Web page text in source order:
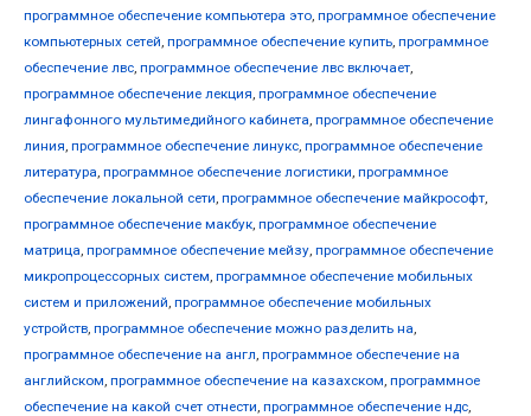
программное обеспечение компьютера это, программное обеспечение
компьютерных сетей, программное обеспечение купить, программное
обеспечение лвс, программное обеспечение лвс включает,
программное обеспечение лекция, программное обеспечение
лингафонного мультимедийного кабинета, программное обеспечение
линия, программное обеспечение линукс, программное обеспечение
литература, программное обеспечение логистики, программное
обеспечение локальной сети, программное обеспечение майкрософт,
программное обеспечение макбук, программное обеспечение
матрица, программное обеспечение мейзу, программное обеспечение
микропроцессорных систем, программное обеспечение мобильных
систем и приложений, программное обеспечение мобильных
устройств, программное обеспечение можно разделить на,
программное обеспечение на англ, программное обеспечение на
английском, программное обеспечение на казахском, программное
обеспечение на какой счет отнести, программное обеспечение ндс,